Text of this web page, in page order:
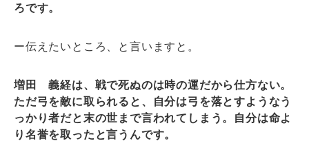
ろです。
ー伝えたいところ、と言いますと。
増田 義経は、戦で死ぬのは時の運だから仕方ない。
ただ弓を敵に取られると、自分は弓を落とすようなう
っかり者だと末の世まで言われてしまう。自分は命よ
り名誉を取ったと言うんです。